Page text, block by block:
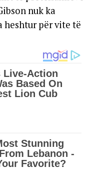
nuk ka
heshtur për vite të